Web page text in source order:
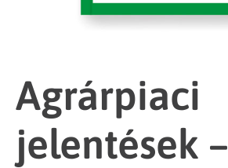
Agrárpiaci
jelentések –